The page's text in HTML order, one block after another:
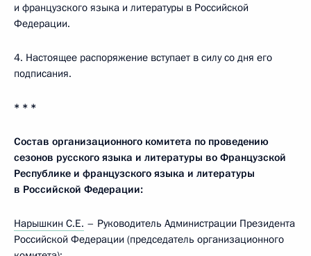
и французского языка и литературы в Российской
Федерации.
4. Настоящее распоряжение вступает в силу со дня его
подписания.
* * *
Состав организационного комитета по проведению
сезонов русского языка и литературы во Французской
Республике и французского языка и литературы
в Российской Федерации:
Нарышкин С.Е. – Руководитель Администрации Президента
Российской Федерации (председатель организационного